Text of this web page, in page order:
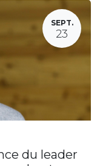
SEPT.
23
du leader